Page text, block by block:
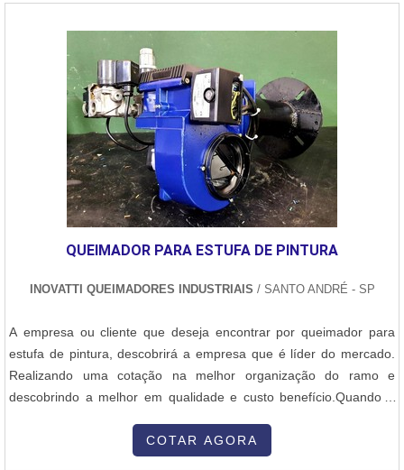
QUEIMADOR PARA ESTUFA DE PINTURA
INOVATTI QUEIMADORES INDUSTRIAIS / SANTO ANDRÉ - SP
A empresa ou cliente que deseja encontrar por queimador para
estufa de pintura, descobrirá a empresa que é líder do mercado.
Realizando uma cotação na melhor organização do ramo e
descobrindo a melhor em qualidade e custo benefício.Quando o
Queimadores Industriais irá encontrar proteção com soluções para
estufas, fornos e caldeiras.UM POUCO MAIS SOBRE QUEIMADOR
COTAR AGORA